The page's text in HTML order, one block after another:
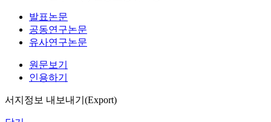
발표논문
공동연구논문
유사연구논문
원문보기
인용하기
서지정보 내보내기(Export)